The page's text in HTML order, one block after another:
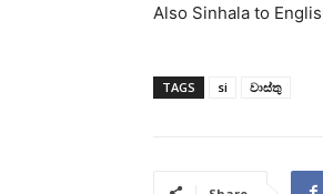
Also Sinhala to
TAGS si වාස්තු